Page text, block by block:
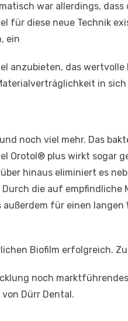
war allerdings,
für diese neue Technik
ein
anzubieten, das
in sich
noch viel mehr. Das
Orotol® plus wirkt sogar
hinaus eliminiert es
die auf
für einen
Biofilm erfolgreich.
noch
Dürr Dental.